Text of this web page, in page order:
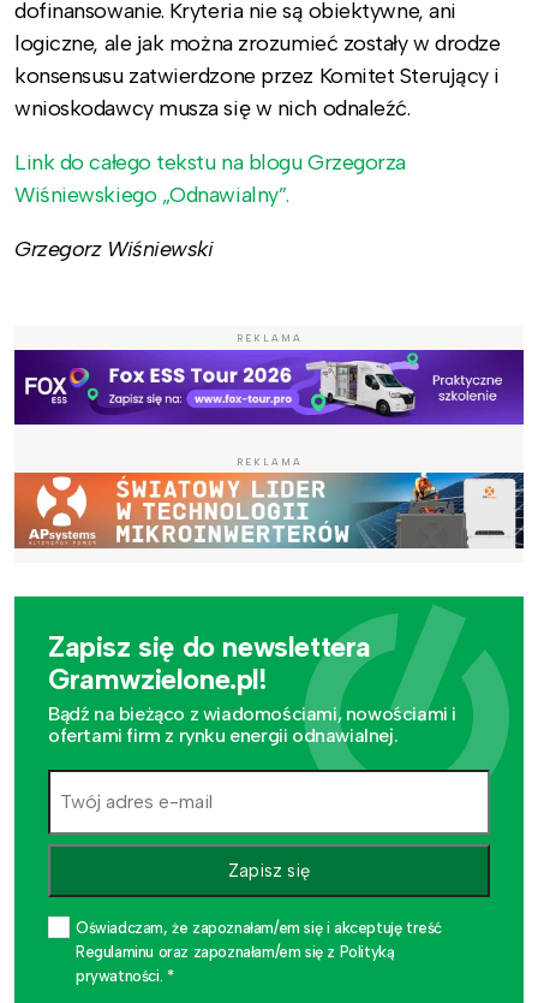
dofinansowanie. Kryteria nie są obiektywne, ani
logiczne, ale jak można zrozumieć zostały w drodze
konsensusu zatwierdzone przez Komitet Sterujący i
wnioskodawcy musza się w nich odnaleźć.
Link do całego tekstu na blogu Grzegorza
Wiśniewskiego „Odnawialny”.
Grzegorz Wiśniewski
REKLAMA
REKLAMA
Zapisz się do newslettera
Gramwzielone.pl!
Bądź na bieżąco z wiadomościami, nowościami i
ofertami firm z rynku energii odnawialnej.
Zapisz się
Oświadczam, że zapoznałam/em się i akceptuję treść
Regulaminu oraz zapoznałam/em się z Polityką
prywatności. *